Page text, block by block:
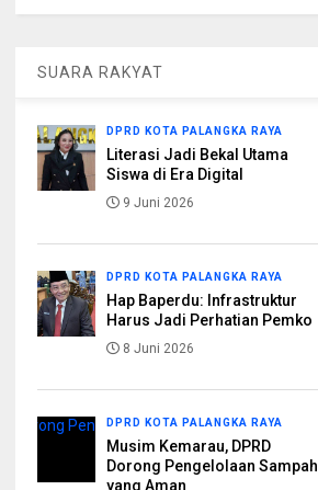
SUARA RAKYAT
DPRD KOTA PALANGKA RAYA
Literasi Jadi Bekal Utama
Siswa di Era Digital
9 Juni 2026
DPRD KOTA PALANGKA RAYA
Hap Baperdu: Infrastruktur
Harus Jadi Perhatian Pemko
8 Juni 2026
DPRD KOTA PALANGKA RAYA
Musim Kemarau, DPRD
Dorong Pengelolaan Sampah
yang Aman